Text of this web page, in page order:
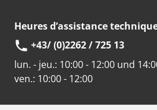
Heures d’assistance
+43/ (0)2262 / 725 13
lun. - jeu.: 10:00 - 12:00 und
ven.: 10:00 - 12:00